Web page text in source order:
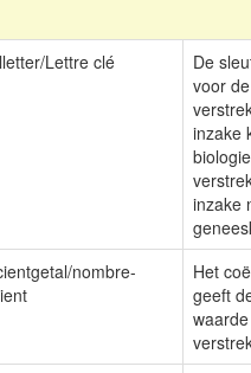
Lettre clé
De
voor de
inzake
inzake
nombre-
Het
geeft